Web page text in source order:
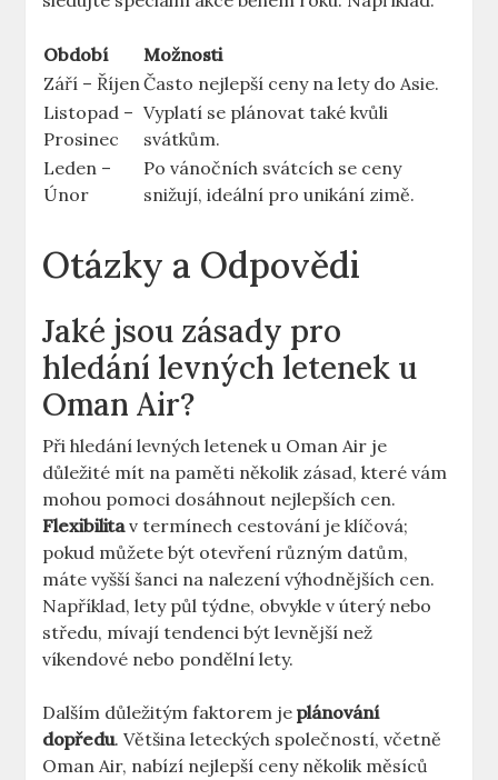
Období
Možnosti
Září – ŘíjenČasto nejlepší ceny na lety do Asie.
Listopad –
Prosinec
Vyplatí se plánovat také kvůli
svátkům.
Leden –
Únor
Po vánočních svátcích se ceny
snižují, ideální pro unikání zimě.
Otázky a Odpovědi
Jaké jsou zásady pro
hledání levných letenek u
Oman Air?
Při hledání levných letenek u Oman Air je
důležité mít na paměti několik zásad, které vám
mohou pomoci dosáhnout nejlepších cen.
Flexibilitav termínech cestování je klíčová;
pokud můžete být otevření různým datům,
máte vyšší šanci na nalezení výhodnějších cen.
Například, lety půl týdne, obvykle v úterý nebo
středu, mívají tendenci být levnější než
víkendové nebo pondělní lety.
Dalším důležitým faktorem jeplánování
dopředu. Většina leteckých společností, včetně
Oman Air, nabízí nejlepší ceny několik měsíců